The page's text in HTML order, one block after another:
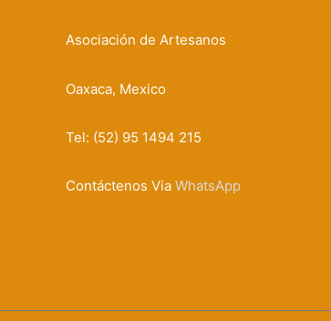
Asociación de Artesanos
Oaxaca, Mexico
Tel: (52) 95 1494 215
Contáctenos Via WhatsApp